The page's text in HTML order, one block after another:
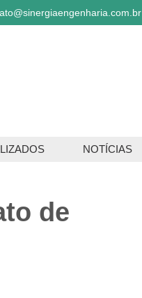
NOTÍCIAS
de